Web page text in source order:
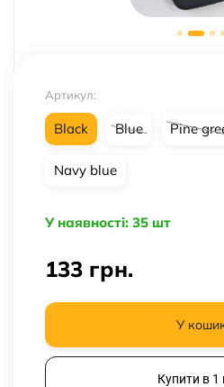
Артикул:
Black Blue Pine
Navy blue
У наявності: 35 шт
133 грн.
У
Купити в 1